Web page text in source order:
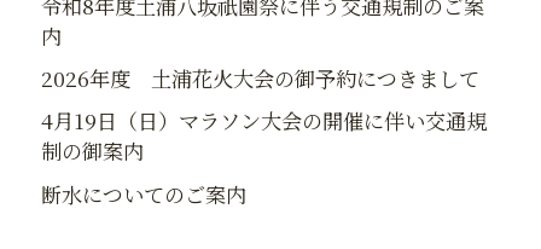
内
2026年度 土浦花火大会の御予約につきまして
4月19日（日）マラソン大会の開催に伴い交通規
制の御案内
断水についてのご案内